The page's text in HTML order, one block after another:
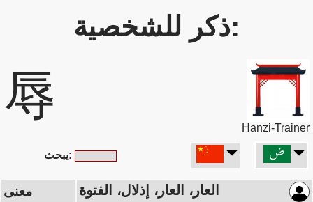
ذكر للشخصية:
辱
Hanzi-Trainer
يبحث:
معنى العار، العار، إذلال، الفتوة